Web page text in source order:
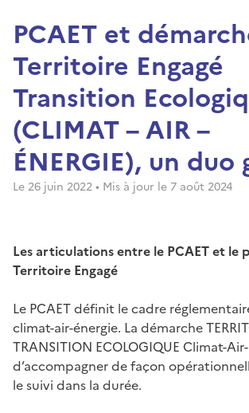
PCAET et
Territoire Engagé
Transition
(CLIMAT – AIR –
ÉNERGIE), un duo
Le 26 juin 2022• Mis à jour le 7 août 2024
Les articulations entre le PCAET et le
Territoire Engagé
Le PCAET définit le cadre
climat-air-énergie. La démarche
TRANSITION ECOLOGIQUE Climat-
d’accompagner de façon
le suivi dans la durée.